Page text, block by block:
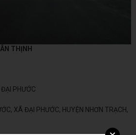
THỊNH
PHƯỚC
XÃ ĐẠI PHƯỚC, HUYỆN NHƠN TRẠCH,